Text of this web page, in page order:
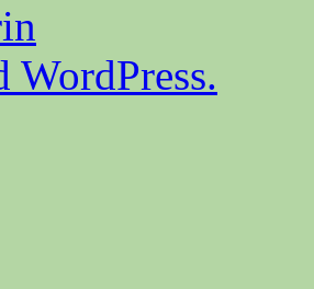
WordPress.